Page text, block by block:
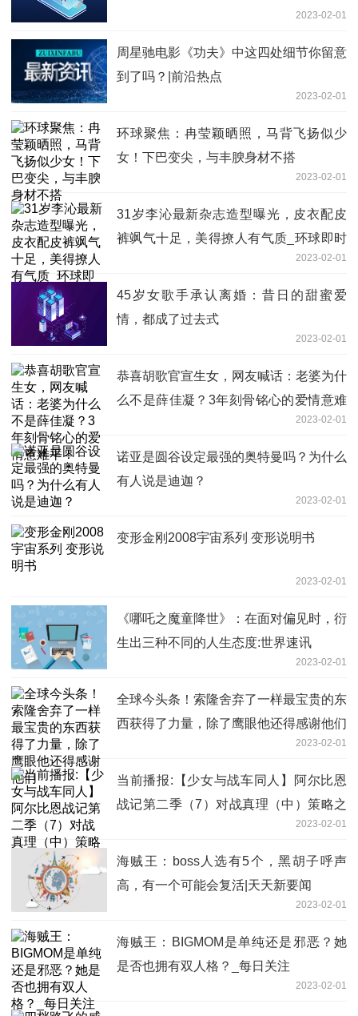
2023-02-01
周星驰电影《功夫》中这四处细节你留意
到了吗？|前沿热点
2023-02-01
环球聚焦：冉莹颖晒照，马背飞扬似少
女！下巴变尖，与丰腴身材不搭
2023-02-01
31岁李沁最新杂志造型曝光，皮衣配皮
裤飒气十足，美得撩人有气质_环球即时
2023-02-01
45岁女歌手承认离婚：昔日的甜蜜爱
情，都成了过去式
2023-02-01
恭喜胡歌官宣生女，网友喊话：老婆为什
么不是薛佳凝？3年刻骨铭心的爱情意难
2023-02-01
诺亚是圆谷设定最强的奥特曼吗？为什么
有人说是迪迦？
2023-02-01
变形金刚2008宇宙系列 变形说明书
2023-02-01
《哪吒之魔童降世》：在面对偏见时，衍
生出三种不同的人生态度:世界速讯
2023-02-01
全球今头条！索隆舍弃了一样最宝贵的东
西获得了力量，除了鹰眼他还得感谢他们
2023-02-01
当前播报:【少女与战车同人】阿尔比恩
战记第二季（7）对战真理（中）策略之
2023-02-01
海贼王：boss人选有5个，黑胡子呼声
高，有一个可能会复活|天天新要闻
2023-02-01
海贼王：BIGMOM是单纯还是邪恶？她
是否也拥有双人格？_每日关注
2023-02-01